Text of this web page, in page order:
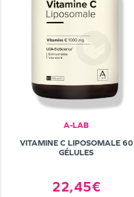
A-LAB
VITAMINE C LIPOSOMALE 60
GÉLULES
22,45€